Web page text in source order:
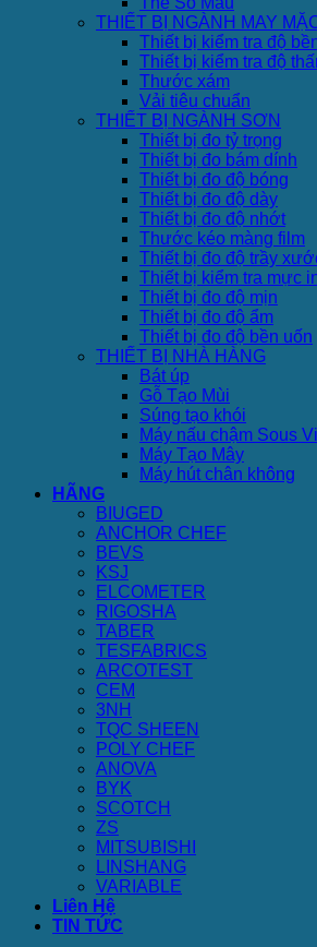
THIẾT BỊ NGÀNH MAY
Thiết bị kiểm tra độ
Thiết bị kiểm tra độ
Thước xám
Vải tiêu chuẩn
THIẾT BỊ NGÀNH SƠN
Thiết bị đo tỷ trọng
Thiết bị đo bám dính
Thiết bị đo độ bóng
Thiết bị đo độ dày
Thiết bị đo độ nhớt
Thước kéo màng film
Thiết bị đo độ trầy
Thiết bị kiểm tra mực
Thiết bị đo độ mịn
Thiết bị đo độ ẩm
Thiết bị đo độ bền uốn
THIẾT BỊ NHÀ HÀNG
Bát úp
Gỗ Tạo Mùi
Súng tạo khói
Máy nấu chậm Sous
Máy Tạo Mây
Máy hút chân không
HÃNG
BIUGED
ANCHOR CHEF
BEVS
KSJ
ELCOMETER
RIGOSHA
TABER
TESFABRICS
ARCOTEST
CEM
3NH
TQC SHEEN
POLY CHEF
ANOVA
BYK
SCOTCH
ZS
MITSUBISHI
LINSHANG
VARIABLE
Liên Hệ
TIN TỨC